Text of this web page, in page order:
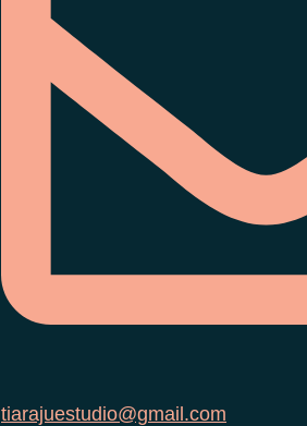
tiarajuestudio@gmail.com